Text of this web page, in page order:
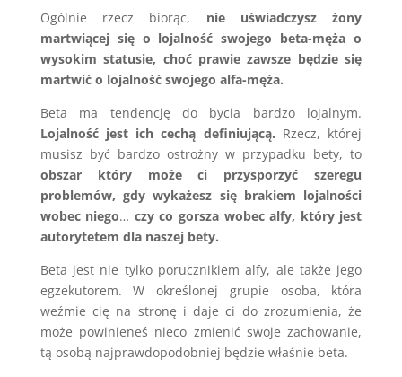
Ogólnie rzecz biorąc, nie uświadczysz żony
martwiącej się o lojalność swojego beta-męża o
wysokim statusie, choć prawie zawsze będzie się
martwić o lojalność swojego alfa-męża.
Beta ma tendencję do bycia bardzo lojalnym.
Lojalność jest ich cechą definiującą. Rzecz, której
musisz być bardzo ostrożny w przypadku bety, to
obszar który może ci przysporzyć szeregu
problemów, gdy wykażesz się brakiem lojalności
wobec niego… czy co gorsza wobec alfy, który jest
autorytetem dla naszej bety.
Beta jest nie tylko porucznikiem alfy, ale także jego
egzekutorem. W określonej grupie osoba, która
weźmie cię na stronę i daje ci do zrozumienia, że
może powinieneś nieco zmienić swoje zachowanie,
tą osobą najprawdopodobniej będzie właśnie beta.